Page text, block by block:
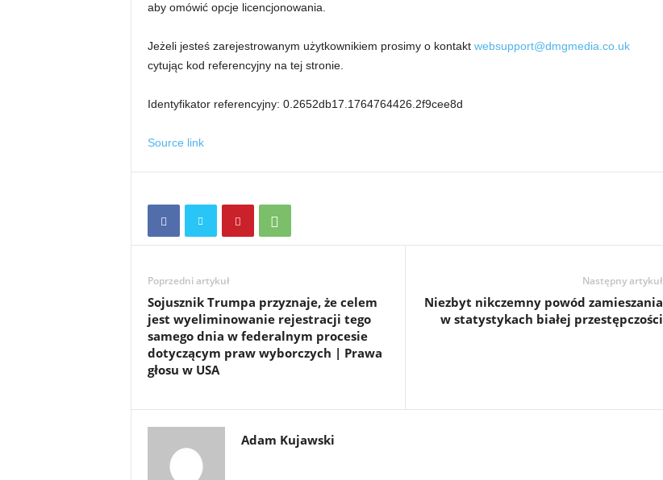
aby omówić opcje licencjonowania.
Jeżeli jesteś zarejestrowanym użytkownikiem prosimy o kontakt websupport@dmgmedia.co.uk
cytując kod referencyjny na tej stronie.
Identyfikator referencyjny: 0.2652db17.1764764426.2f9cee8d
Source link
Poprzedni artykuł
Sojusznik Trumpa przyznaje, że celem
jest wyeliminowanie rejestracji tego
samego dnia w federalnym procesie
dotyczącym praw wyborczych | Prawa
głosu w USA
Następny artykuł
Niezbyt nikczemny powód zamieszania
w statystykach białej przestępczości
Adam Kujawski